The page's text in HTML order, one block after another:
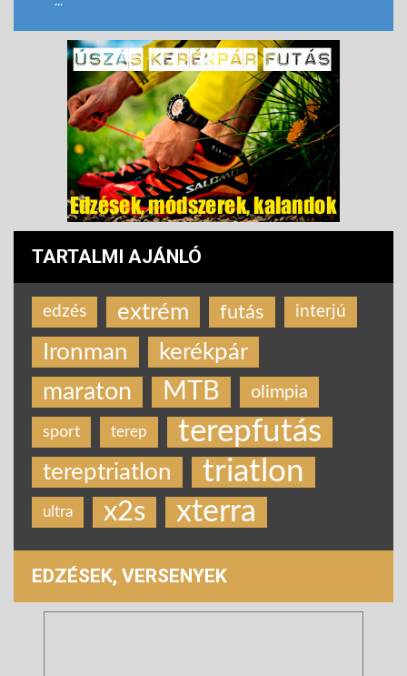
TARTALMI AJÁNLÓ
edzés extrém futás interjú
Ironman kerékpár
maraton MTB olimpia
sport terep terepfutás
tereptriatlon triatlon
ultra x2s xterra
EDZÉSEK, VERSENYEK